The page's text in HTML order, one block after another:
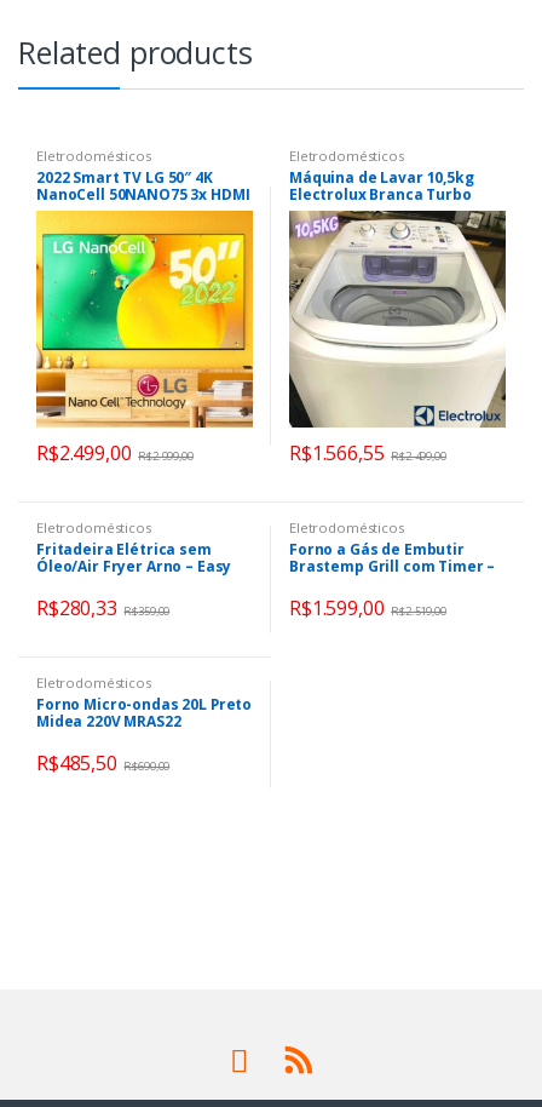
Related products
Eletrodomésticos
2022 Smart TV LG 50″ 4K
NanoCell 50NANO75 3x HDMI
2.0 Nvidia GEFORCE NOW
ThinQAI Smart Magic Google
Alexa
R$2.499,00 R$2.999,00
Eletrodomésticos
Máquina de Lavar 10,5kg
Electrolux Branca Turbo
Economia, Jet&Clean e Filtro
Fiapos (LAC11)
R$1.566,55 R$2.499,00
Eletrodomésticos
Fritadeira Elétrica sem
Óleo/Air Fryer Arno – Easy
R$280,33 R$359,00
Eletrodomésticos
Forno a Gás de Embutir
Brastemp Grill com Timer –
R$1.599,00 R$2.519,00
Eletrodomésticos
Forno Micro-ondas 20L Preto
Midea 220V MRAS22
R$485,50 R$690,00